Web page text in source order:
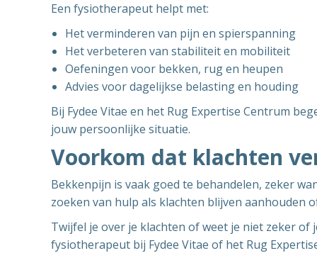
Een fysiotherapeut helpt met:
Het verminderen van pijn en spierspanning
Het verbeteren van stabiliteit en mobiliteit
Oefeningen voor bekken, rug en heupen
Advies voor dagelijkse belasting en houding
Bij Fydee Vitae en het Rug Expertise Centrum
jouw persoonlijke situatie.
Voorkom dat klachten
Bekkenpijn is vaak goed te behandelen, zeker
zoeken van hulp als klachten blijven aanhouden
Twijfel je over je klachten of weet je niet zeker of
fysiotherapeut bij Fydee Vitae of het Rug